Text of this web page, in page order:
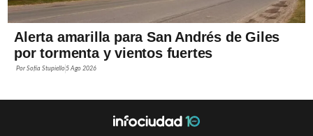
Alerta amarilla para San Andrés de Giles
por tormenta y vientos fuertes
PorSofía Stupiello 5 Ago 2026